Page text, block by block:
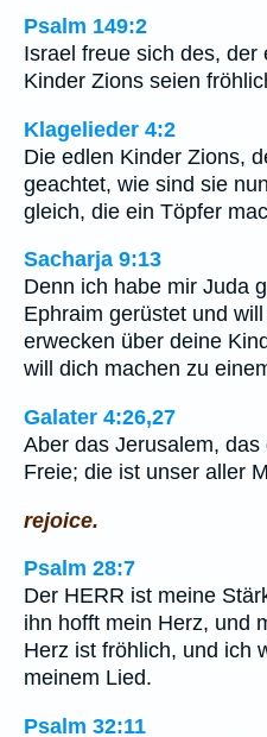
Psalm 149:2
Israel freue sich des, der
Kinder Zions seien
Klagelieder 4:2
Die edlen Kinder Zions,
geachtet, wie sind sie
gleich, die ein Töpfer
Sacharja 9:13
Denn ich habe mir Juda
Ephraim gerüstet und
erwecken über deine
will dich machen zu
Galater 4:26,27
Aber das Jerusalem,
Freie; die ist unser aller
rejoice.
Psalm 28:7
Der HERR ist meine
ihn hofft mein Herz, und
Herz ist fröhlich, und ich
meinem Lied.
Psalm 32:11